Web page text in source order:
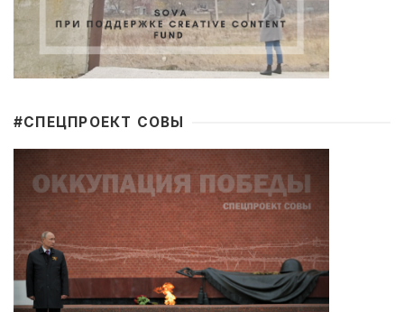
#CПЕЦПРОЕКТ СОВЫ